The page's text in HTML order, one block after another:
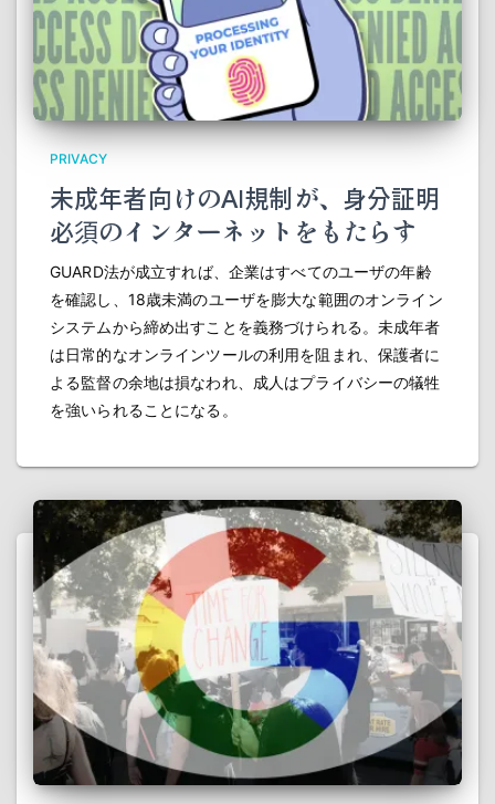
PRIVACY
未成年者向けのAI規制が、身分証明
必須のインターネットをもたらす
GUARD法が成立すれば、企業はすべてのユーザの年齢
を確認し、18歳未満のユーザを膨大な範囲のオンライン
システムから締め出すことを義務づけられる。未成年者
は日常的なオンラインツールの利用を阻まれ、保護者に
よる監督の余地は損なわれ、成人はプライバシーの犠牲
を強いられることになる。